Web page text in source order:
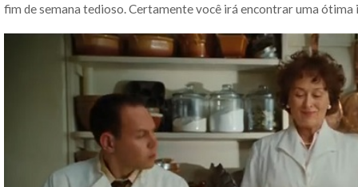
fim de semana tedioso. Certamente você irá encontrar uma